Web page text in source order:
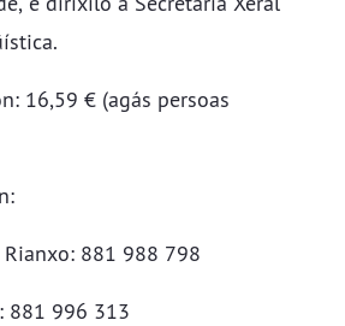
16,59 € (agás persoas
Rianxo: 881 988 798
881 996 313